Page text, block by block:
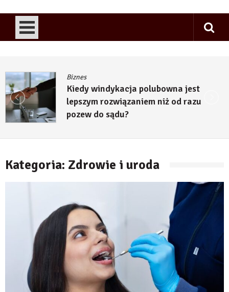
Biznes
Kiedy budowa inwestycji OZE wymaga
decyzji środowiskowej?
23 lipca, 2026
Kategoria: Zdrowie i uroda